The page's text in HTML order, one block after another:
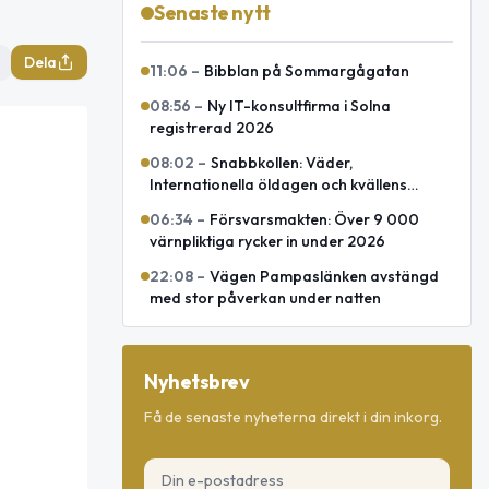
Dela
Senaste nytt
11:06 – Bibblan på Sommargågatan
08:56 – Ny IT-konsultfirma i Solna
registrerad 2026
08:02 – Snabbkollen: Väder,
Internationella öldagen och kvällens
06:34 – Försvarsmakten: Över 9 000
värnpliktiga rycker in under 2026
22:08 – Vägen Pampaslänken avstängd
med stor påverkan under natten
Nyhetsbrev
Få de senaste nyheterna direkt i din inkorg.